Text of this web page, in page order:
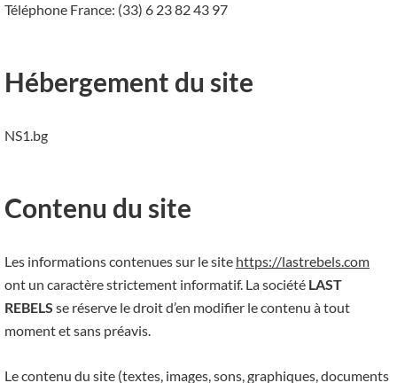
Téléphone France: (33) 6 23 82 43 97
Hébergement du site
NS1.bg
Contenu du site
Les informations contenues sur le site https://lastrebels.com
ont un caractère strictement informatif. La société LAST
REBELS se réserve le droit d’en modifier le contenu à tout
moment et sans préavis.
Le contenu du site (textes, images, sons, graphiques, documents